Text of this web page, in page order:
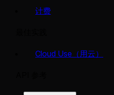
计费
Cloud Use（用云）